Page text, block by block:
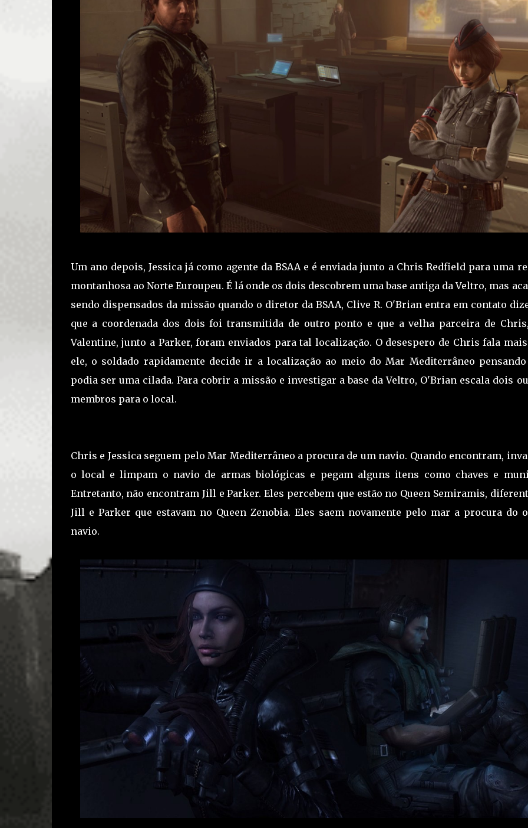
Um ano depois, Jessica já como agente da BSAA e é enviada junto a Chris Redfield para uma
montanhosa ao Norte Euroupeu. É lá onde os dois descobrem uma base antiga da Veltro, mas
sendo dispensados da missão quando o diretor da BSAA, Clive R. O'Brian entra em contato
que a coordenada dos dois foi transmitida de outro ponto e que a velha parceira de
Valentine, junto a Parker, foram enviados para tal localização. O desespero de Chris fala
ele, o soldado rapidamente decide ir a localização ao meio do Mar Mediterrâneo pensando
podia ser uma cilada. Para cobrir a missão e investigar a base da Veltro, O'Brian escala dois
membros para o local.
Chris e Jessica seguem pelo Mar Mediterrâneo a procura de um navio. Quando encontram,
o local e limpam o navio de armas biológicas e pegam alguns itens como chaves e
Entretanto, não encontram Jill e Parker. Eles percebem que estão no Queen Semiramis,
Jill e Parker que estavam no Queen Zenobia. Eles saem novamente pelo mar a procura do
navio.